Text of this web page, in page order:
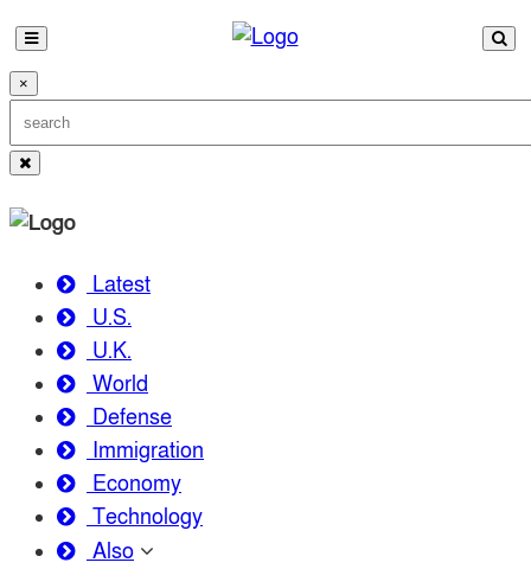
×
Latest
U.S.
U.K.
World
Defense
Immigration
Economy
Technology
Also